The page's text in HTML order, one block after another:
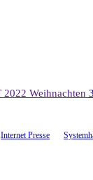
Internet Presse